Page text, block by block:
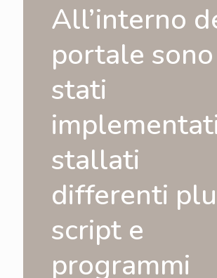
All’interno
portale sono
stati
stallati
differenti
script e
programmi